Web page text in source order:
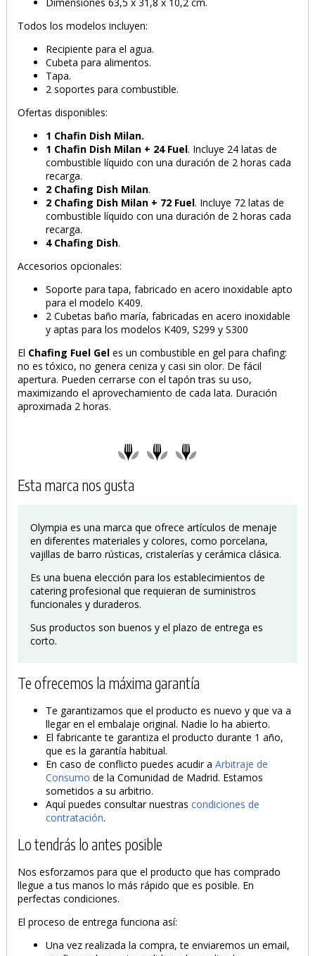
PRODUCTO AÑADIDO AL CARRITO
Todos los modelos incluyen:
Recipiente para el agua.
Cubeta para alimentos.
Tapa.
2 soportes para combustible.
Ofertas disponibles:
1 Chafin Dish Milan.
1 Chafin Dish Milan + 24 Fuel. Incluye 24 latas de
combustible líquido con una duración de 2 horas cada
recarga.
2 Chafing Dish Milan.
2 Chafing Dish Milan + 72 Fuel. Incluye 72 latas de
combustible líquido con una duración de 2 horas cada
recarga.
4 Chafing Dish.
Accesorios opcionales:
Soporte para tapa, fabricado en acero inoxidable apto
para el modelo K409.
2 Cubetas baño maría, fabricadas en acero inoxidable
y aptas para los modelos K409, S299 y S300
El Chafing Fuel Geles un combustible en gel para chafing:
no es tóxico, no genera ceniza y casi sin olor. De fácil
apertura. Pueden cerrarse con el tapón tras su uso,
maximizando el aprovechamiento de cada lata. Duración
aproximada 2 horas.
Esta marca nos gusta
Olympia es una marca que ofrece artículos de menaje
en diferentes materiales y colores, como porcelana,
vajillas de barro rústicas, cristalerías y cerámica clásica.
Es una buena elección para los establecimientos de
catering profesional que requieran de suministros
funcionales y duraderos.
Sus productos son buenos y el plazo de entrega es
corto.
Te ofrecemos la máxima garantía
Te garantizamos que el producto es nuevo y que va a
llegar en el embalaje original. Nadie lo ha abierto.
El fabricante te garantiza el producto durante 1 año,
que es la garantía habitual.
En caso de conflicto puedes acudir aArbitraje de
Consumo de la Comunidad de Madrid. Estamos
sometidos a su arbitrio.
Aquí puedes consultar nuestrascondiciones de
contratación.
Lo tendrás lo antes posible
Nos esforzamos para que el producto que has comprado
llegue a tus manos lo más rápido que es posible. En
perfectas condiciones.
El proceso de entrega funciona así:
Una vez realizada la compra, te enviaremos un email,